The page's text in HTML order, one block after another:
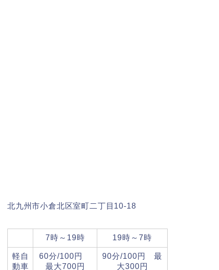
北九州市小倉北区室町二丁目10-18
7時～19時 19時～7時
軽自
動車
60分/100円
最大700円
90分/100円 最
大300円